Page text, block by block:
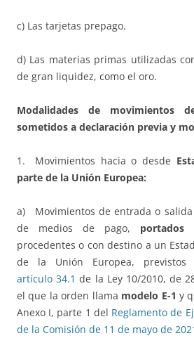
c) Las tarjetas prepago.
d) Las materias primas utilizadas
de gran liquidez, como el oro.
Modalidades de movimientos
sometidos a declaración previa y
1. Movimientos hacia o desde
parte de la Unión Europea:
a) Movimientos de entrada o
de medios de pago, portados
procedentes o con destino a un
de la Unión Europea,
artículo 34.1 de la Ley 10/2010, de
el que la orden llama modelo E-1 y
Anexo I, parte 1 del Reglamento de
de la Comisión de 11 de mayo de